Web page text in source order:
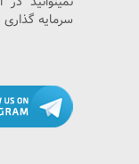
سرمایه گذاری